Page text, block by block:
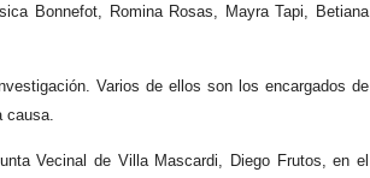
Bonnefot, Romina Rosas, Mayra Tapi, Betiana
Varios de ellos son los encargados de
causa.
Vecinal de Villa Mascardi, Diego Frutos, en el